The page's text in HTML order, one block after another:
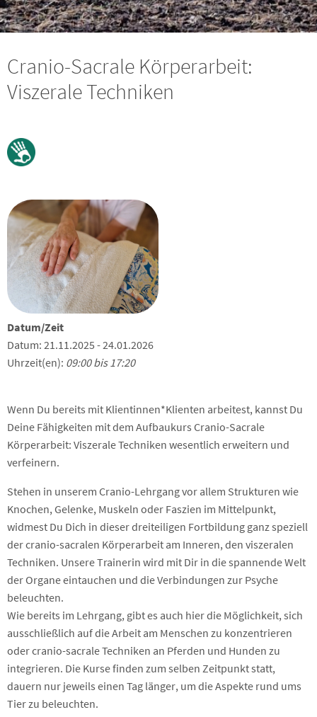
Cranio-Sacrale Körperarbeit:
Viszerale Techniken
Datum/Zeit
Datum: 21.11.2025 - 24.01.2026
Uhrzeit(en): 09:00 bis 17:20
Wenn Du bereits mit Klientinnen*Klienten arbeitest, kannst Du
Deine Fähigkeiten mit dem Aufbaukurs Cranio-Sacrale
Körperarbeit: Viszerale Techniken wesentlich erweitern und
verfeinern.
Stehen in unserem Cranio-Lehrgang vor allem Strukturen wie
Knochen, Gelenke, Muskeln oder Faszien im Mittelpunkt,
widmest Du Dich in dieser dreiteiligen Fortbildung ganz speziell
der cranio-sacralen Körperarbeit am Inneren, den viszeralen
Techniken. Unsere Trainerin wird mit Dir in die spannende Welt
der Organe eintauchen und die Verbindungen zur Psyche
beleuchten.
Wie bereits im Lehrgang, gibt es auch hier die Möglichkeit, sich
ausschließlich auf die Arbeit am Menschen zu konzentrieren
oder cranio-sacrale Techniken an Pferden und Hunden zu
integrieren. Die Kurse finden zum selben Zeitpunkt statt,
dauern nur jeweils einen Tag länger, um die Aspekte rund ums
Tier zu beleuchten.